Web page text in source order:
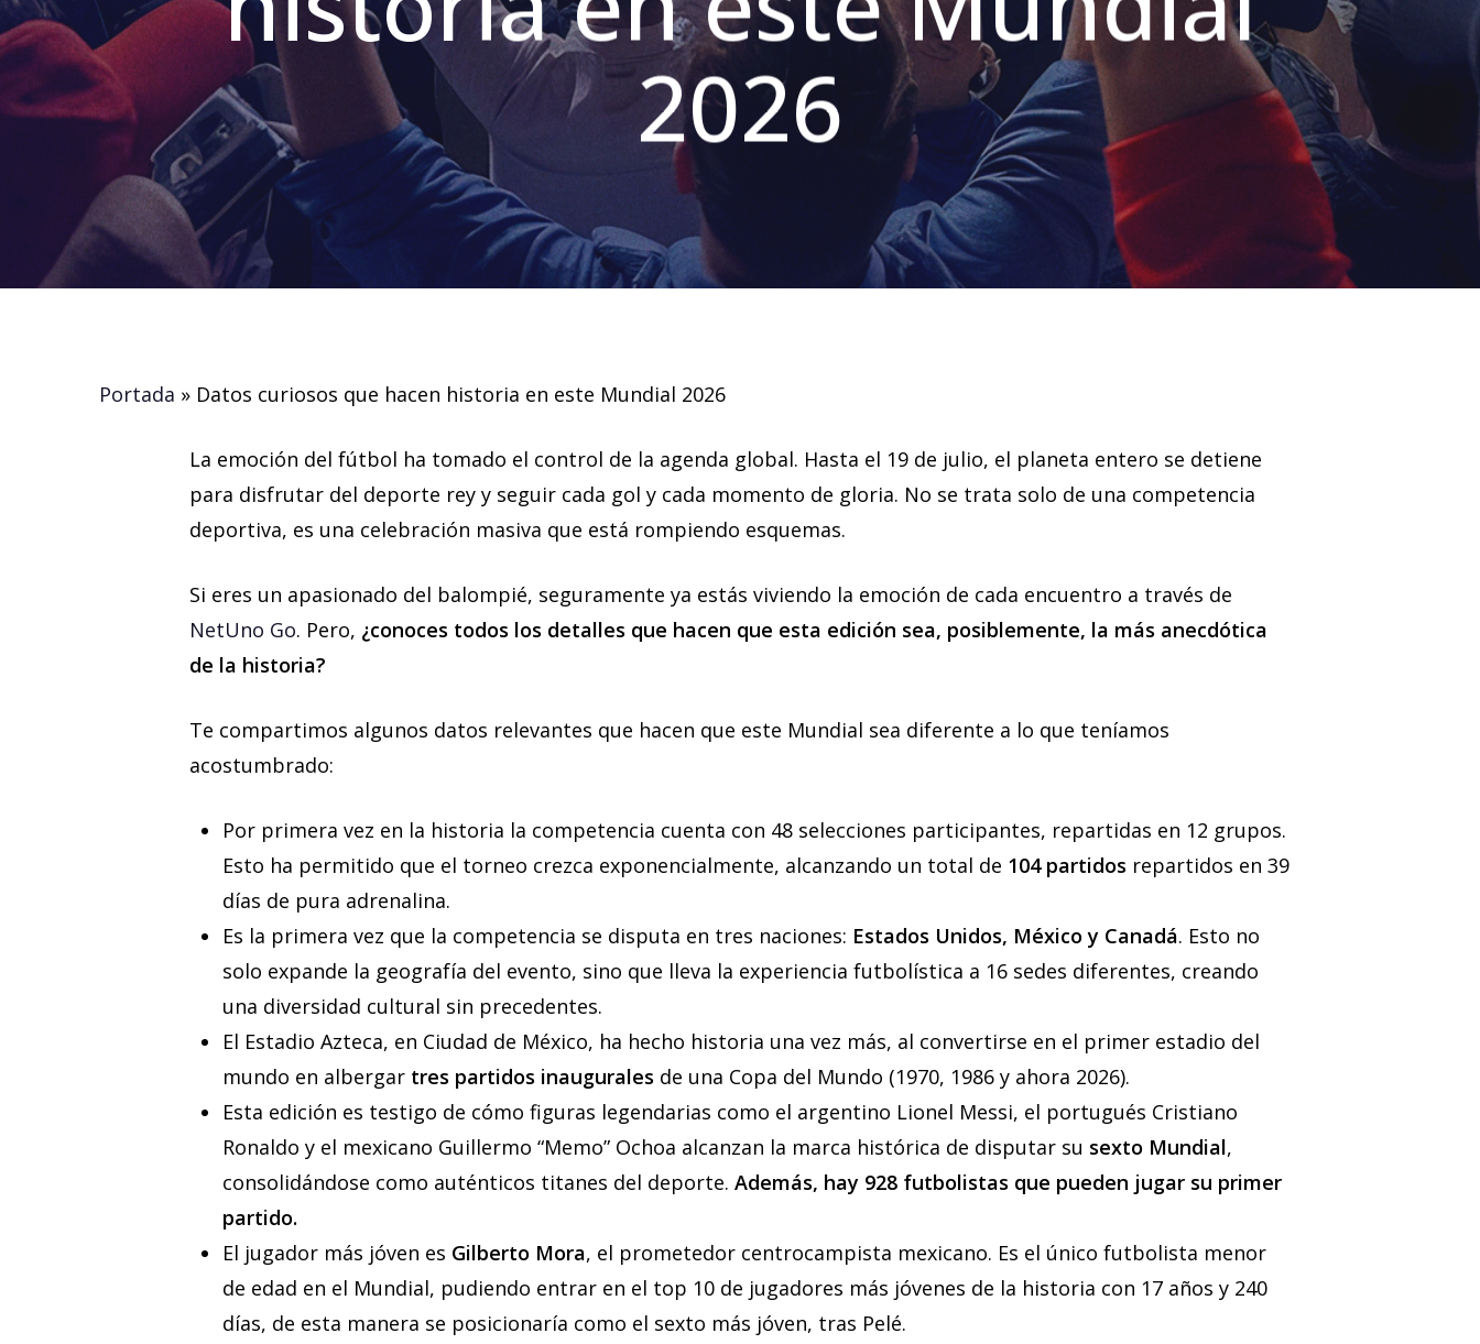
2026
Portada » Datos curiosos que hacen historia en este Mundial 2026
La emoción del fútbol ha tomado el control de la agenda global. Hasta el 19 de julio, el planeta entero se detiene
para disfrutar del deporte rey y seguir cada gol y cada momento de gloria. No se trata solo de una competencia
deportiva, es una celebración masiva que está rompiendo esquemas.
Si eres un apasionado del balompié, seguramente ya estás viviendo la emoción de cada encuentro a través de
NetUno Go. Pero, ¿conoces todos los detalles que hacen que esta edición sea, posiblemente, la más anecdótica
de la historia?
Te compartimos algunos datos relevantes que hacen que este Mundial sea diferente a lo que teníamos
acostumbrado:
Por primera vez en la historia la competencia cuenta con 48 selecciones participantes, repartidas en 12 grupos.
Esto ha permitido que el torneo crezca exponencialmente, alcanzando un total de 104 partidos repartidos en 39
días de pura adrenalina.
Es la primera vez que la competencia se disputa en tres naciones: Estados Unidos, México y Canadá. Esto no
solo expande la geografía del evento, sino que lleva la experiencia futbolística a 16 sedes diferentes, creando
una diversidad cultural sin precedentes.
El Estadio Azteca, en Ciudad de México, ha hecho historia una vez más, al convertirse en el primer estadio del
mundo en albergar tres partidos inaugurales de una Copa del Mundo (1970, 1986 y ahora 2026).
Esta edición es testigo de cómo figuras legendarias como el argentino Lionel Messi, el portugués Cristiano
Ronaldo y el mexicano Guillermo “Memo” Ochoa alcanzan la marca histórica de disputar su sexto Mundial,
consolidándose como auténticos titanes del deporte. Además, hay 928 futbolistas que pueden jugar su primer
partido.
El jugador más jóven es Gilberto Mora, el prometedor centrocampista mexicano. Es el único futbolista menor
de edad en el Mundial, pudiendo entrar en el top 10 de jugadores más jóvenes de la historia con 17 años y 240
días, de esta manera se posicionaría como el sexto más jóven, tras Pelé.